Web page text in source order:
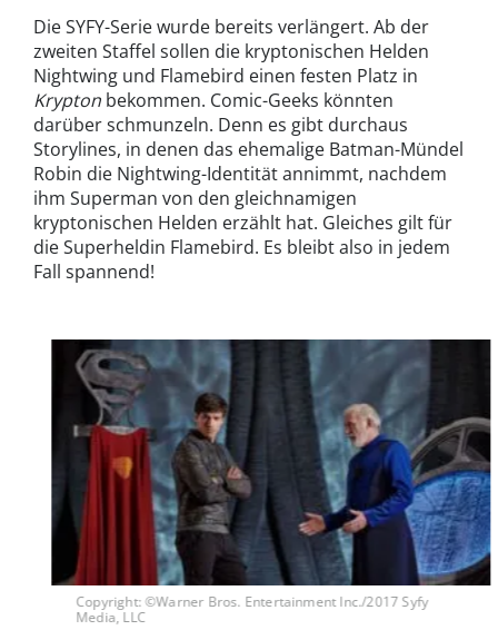
Die SYFY-Serie wurde bereits verlängert. Ab der
zweiten Staffel sollen die kryptonischen Helden
Nightwing und Flamebird einen festen Platz in
Krypton bekommen. Comic-Geeks könnten
darüber schmunzeln. Denn es gibt durchaus
Storylines, in denen das ehemalige Batman-Mündel
Robin die Nightwing-Identität annimmt, nachdem
ihm Superman von den gleichnamigen
kryptonischen Helden erzählt hat. Gleiches gilt für
die Superheldin Flamebird. Es bleibt also in jedem
Fall spannend!
Copyright: ©Warner Bros. Entertainment Inc./2017 Syfy
Media, LLC